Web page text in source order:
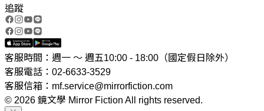
追蹤
客服時間：週一 ～ 週五10:00 - 18:00（國定假日除外）
客服電話：02-6633-3529
客服信箱：mf.service@mirrorfiction.com
© 2026 鏡文學 Mirror Fiction All rights reserved.